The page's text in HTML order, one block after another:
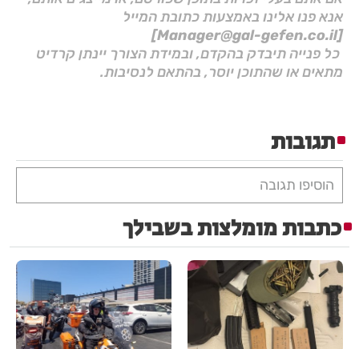
אנא פנו אלינו באמצעות כתובת המייל
[Manager@gal-gefen.co.il]
כל פנייה תיבדק בהקדם, ובמידת הצורך יינתן קרדיט
מתאים או שהתוכן יוסר, בהתאם לנסיבות.
תגובות
הוסיפו תגובה
כתבות מומלצות בשבילך